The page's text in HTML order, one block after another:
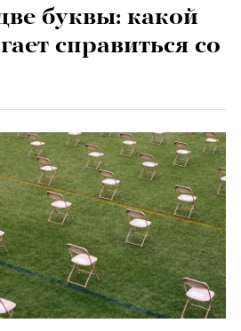
буквы: какой
справиться со